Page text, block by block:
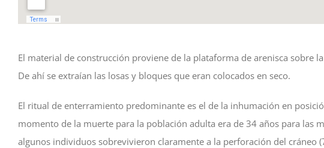
El material de construcción proviene de la plataforma de arenisca sobre
De ahí se extraían las losas y bloques que eran colocados en seco.
El ritual de enterramiento predominante es el de la inhumación en
momento de la muerte para la población adulta era de 34 años para las
algunos individuos sobrevivieron claramente a la perforación del cráneo